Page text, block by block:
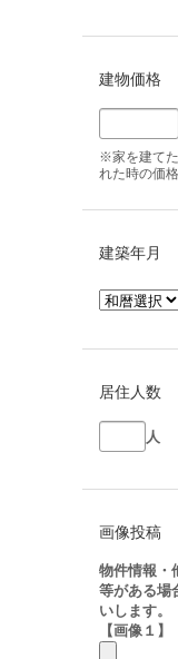
建物価格
※家を建て
れた時の価
建築年月
居住人数
人
画像投稿
物件情報・
等がある場
いします。
【画像１】